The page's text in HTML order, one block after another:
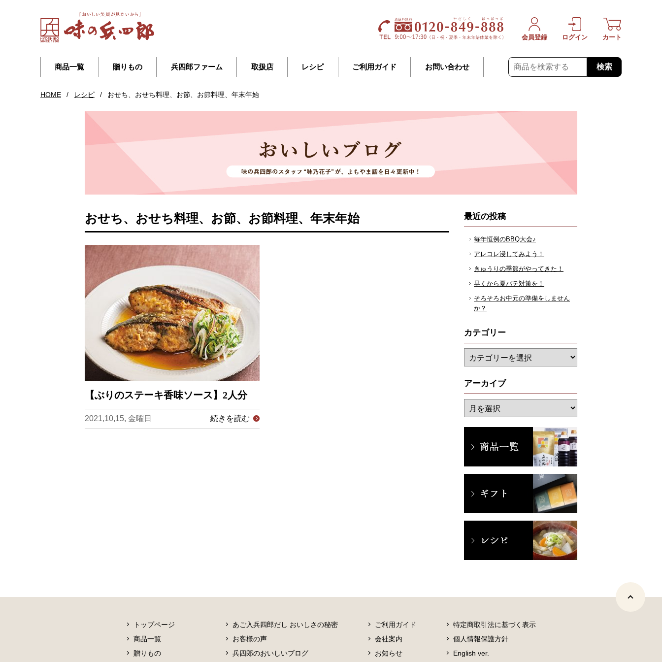
商品一覧 贈りもの 兵四郎ファーム 取扱店 レシピ ご利用ガイド お問い合わせ 検索
会員登録 ログイン カート
HOME / レシピ / おせち、おせち料理、お節、お節料理、年末年始
おせち、おせち料理、お節、お節料理、年末年始
【ぶりのステーキ香味ソース】2人分
2021,10,15, 金曜日 続きを読む
最近の投稿
毎年恒例のBBQ大会♪
アレコレ浸してみよう！
きゅうりの季節がやってきた！
早くから夏バテ対策を！
そろそろお中元の準備をしません
か？
カテゴリー
アーカイブ
トップページ
商品一覧
贈りもの
あご入兵四郎だし おいしさの秘密
お客様の声
兵四郎のおいしいブログ
ご利用ガイド
会社案内
お知らせ
特定商取引法に基づく表示
個人情報保護方針
English ver.